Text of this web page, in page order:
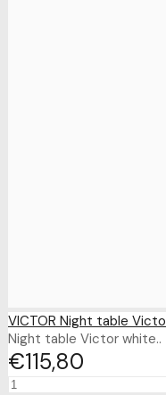
VICTOR Night table
Night table Victor white..
€115 80